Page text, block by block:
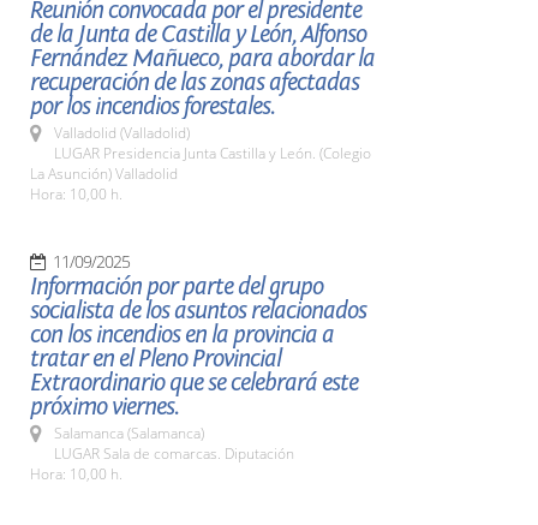
Reunión convocada por el presidente
de la Junta de Castilla y León, Alfonso
Fernández Mañueco, para abordar la
recuperación de las zonas afectadas
por los incendios forestales.
Valladolid (Valladolid)
LUGAR Presidencia Junta Castilla y León. (Colegio
La Asunción) Valladolid
Hora: 10,00 h.
11/09/2025
Información por parte del grupo
socialista de los asuntos relacionados
con los incendios en la provincia a
tratar en el Pleno Provincial
Extraordinario que se celebrará este
próximo viernes.
Salamanca (Salamanca)
LUGAR Sala de comarcas. Diputación
Hora: 10,00 h.